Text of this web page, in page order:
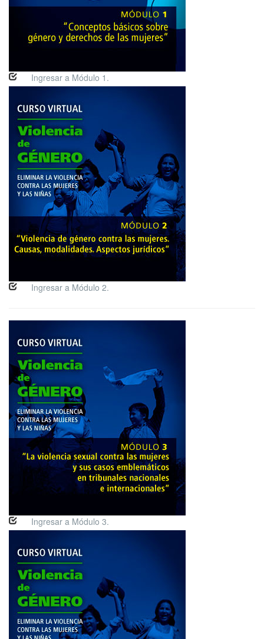
Ingresar a Módulo 1.
Ingresar a Módulo 2.
Ingresar a Módulo 3.